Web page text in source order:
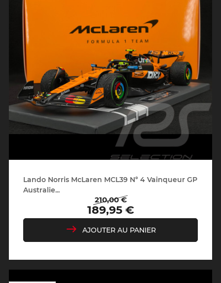
Lando Norris McLaren MCL39 N° 4 Vainqueur GP
Australie...
Prix
de
base
210,00 €
Prix
189,95 €
AJOUTER AU PANIER